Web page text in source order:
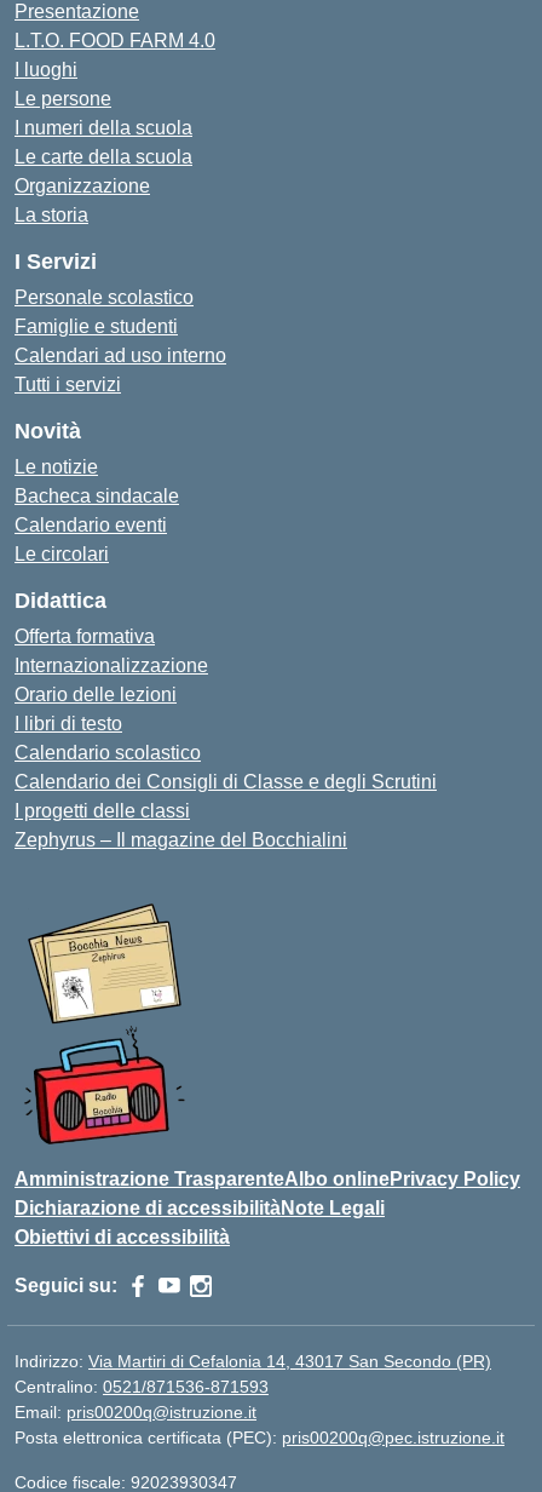
Presentazione
L.T.O. FOOD FARM 4.0
I luoghi
Le persone
I numeri della scuola
Le carte della scuola
Organizzazione
La storia
I Servizi
Personale scolastico
Famiglie e studenti
Calendari ad uso interno
Tutti i servizi
Novità
Le notizie
Bacheca sindacale
Calendario eventi
Le circolari
Didattica
Offerta formativa
Internazionalizzazione
Orario delle lezioni
I libri di testo
Calendario scolastico
Calendario dei Consigli di Classe e degli Scrutini
I progetti delle classi
Zephyrus – Il magazine del Bocchialini
Amministrazione TrasparenteAlbo onlinePrivacy Policy
Dichiarazione di accessibilitàNote Legali
Obiettivi di accessibilità
Seguici su:
Indirizzo: Via Martiri di Cefalonia 14, 43017 San Secondo (PR)
Centralino: 0521/871536-871593
Email: pris00200q@istruzione.it
Posta elettronica certificata (PEC): pris00200q@pec.istruzione.it
Codice fiscale: 92023930347